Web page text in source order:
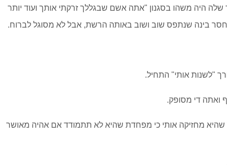
היה משהו בסגנון "אתה אשם שבגללך זרקתי אותך ועוד יותר
בינה שנתפס שוב ושוב באותה הרשת, אבל לא מסוגל לברוח.
"לשנות אותי" התחיל.
ואתה די מסופק.
שהיא מחזיקה אותי כי מפחדת שהיא לא תתמודד אם אהיה מאושר